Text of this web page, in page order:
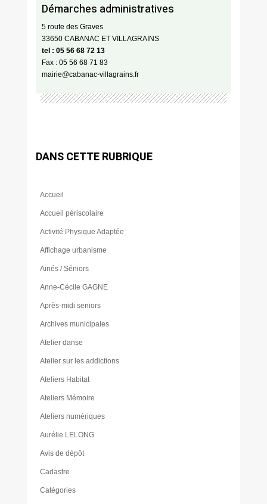
Démarches administratives
5 route des Graves
33650 CABANAC ET VILLAGRAINS
tel : 05 56 68 72 13
Fax : 05 56 68 71 83
mairie@cabanac-villagrains.fr
DANS CETTE RUBRIQUE
Accueil
Accueil périscolaire
Activité Physique Adaptée
Affichage urbanisme
Ainés / Séniors
Anne-Cécile GAGNE
Après-midi seniors
Archives municipales
Atelier danse
Atelier sur les addictions
Ateliers Habitat
Ateliers Mémoire
Ateliers numériques
Aurélie LELONG
Avis de dépôt
Cadastre
Catégories